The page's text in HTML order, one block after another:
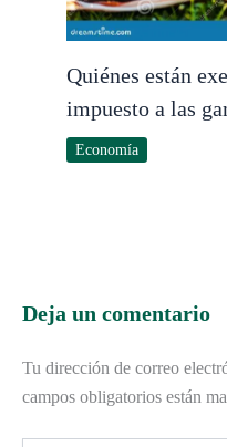
Quiénes están
impuesto a las
Economía
Deja un comentario
Tu dirección de correo
campos obligatorios están